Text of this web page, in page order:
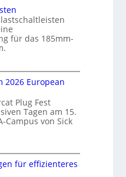
für das 185mm-
2026 European
Plug Fest
Tagen am 15.
Campus von Sick
für effizienteres